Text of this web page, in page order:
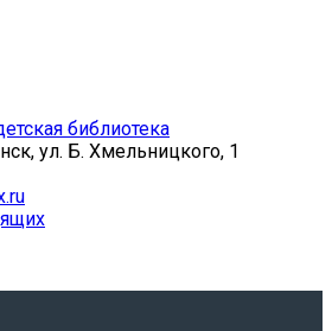
библиотека
ул. Б. Хмельницкого, 1